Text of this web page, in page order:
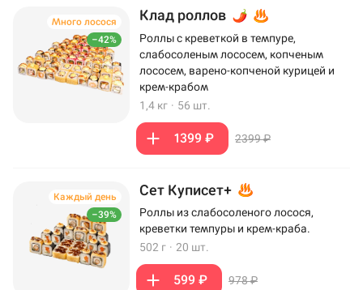
–42%
Много лосося Клад роллов
Роллы с креветкой в темпуре,
слабосоленым лососем, копченым
лососем, варено-копченой курицей и
крем-крабом
1,4 кг · 56 шт.
1399 ₽ 2399 ₽
–39%
Каждый день Сет Куписет+
Роллы из слабосоленого лосося,
креветки темпуры и крем-краба.
502 г · 20 шт.
599 ₽ 978 ₽